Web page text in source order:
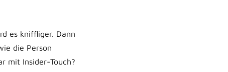
es kniffliger. Dann
die Person
mit Insider-Touch?